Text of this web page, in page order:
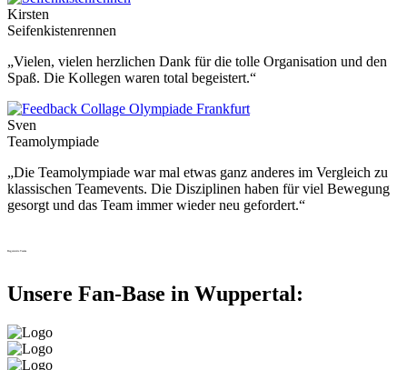
Kirsten
Seifenkistenrennen
„Vielen, vielen herzlichen Dank für die tolle Organisation und den
Spaß. Die Kollegen waren total begeistert.“
Sven
Teamolympiade
„Die Teamolympiade war mal etwas ganz anderes im Vergleich zu
klassischen Teamevents. Die Disziplinen haben für viel Bewegung
gesorgt und das Team immer wieder neu gefordert.“
Begeisterte Teams
Unsere Fan-Base in Wuppertal: